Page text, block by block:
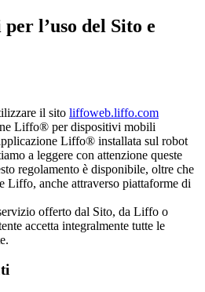
l’uso del Sito e
il sito liffoweb.liffo.com
Liffo® per dispositivi mobili
Liffo® installata sul robot
a leggere con attenzione queste
regolamento è disponibile, oltre che
Liffo, anche attraverso piattaforme di
offerto dal Sito, da Liffo o
accetta integralmente tutte le